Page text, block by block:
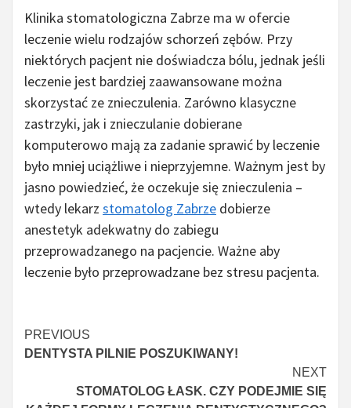
Klinika stomatologiczna Zabrze ma w ofercie
leczenie wielu rodzajów schorzeń zębów. Przy
niektórych pacjent nie doświadcza bólu, jednak jeśli
leczenie jest bardziej zaawansowane można
skorzystać ze znieczulenia. Zarówno klasyczne
zastrzyki, jak i znieczulanie dobierane
komputerowo mają za zadanie sprawić by leczenie
było mniej uciążliwe i nieprzyjemne. Ważnym jest by
jasno powiedzieć, że oczekuje się znieczulenia –
wtedy lekarz stomatolog Zabrze dobierze
anestetyk adekwatny do zabiegu
przeprowadzanego na pacjencie. Ważne aby
leczenie było przeprowadzane bez stresu pacjenta.
Continue
Reading
PREVIOUS
DENTYSTA PILNIE POSZUKIWANY!
NEXT
STOMATOLOG ŁASK. CZY PODEJMIE SIĘ